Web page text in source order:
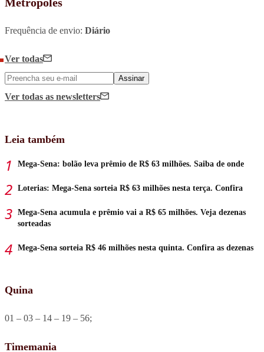
Frequência de envio: Diário
Ver todas
Assinar
Ver todas as newsletters
Leia também
Mega-Sena: bolão leva prêmio de R$ 63 milhões. Saiba de onde
Loterias: Mega-Sena sorteia R$ 63 milhões nesta terça. Confira
Mega-Sena acumula e prêmio vai a R$ 65 milhões. Veja dezenas
sorteadas
Mega-Sena sorteia R$ 46 milhões nesta quinta. Confira as dezenas
Quina
01 – 03 – 14 – 19 – 56;
Timemania